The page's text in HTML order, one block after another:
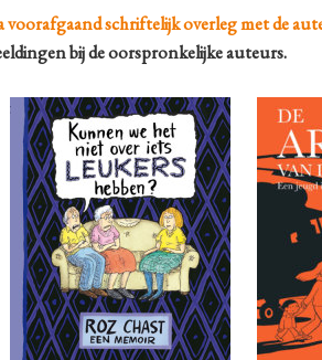
schriftelijk overleg met de
bij de oorspronkelijke auteurs.